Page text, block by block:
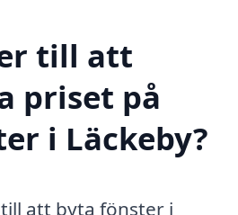
till att
priset på
i Läckeby?
att byta fönster i